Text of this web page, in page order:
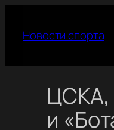
содержимому
Новости спорта
ЦСКА,
и